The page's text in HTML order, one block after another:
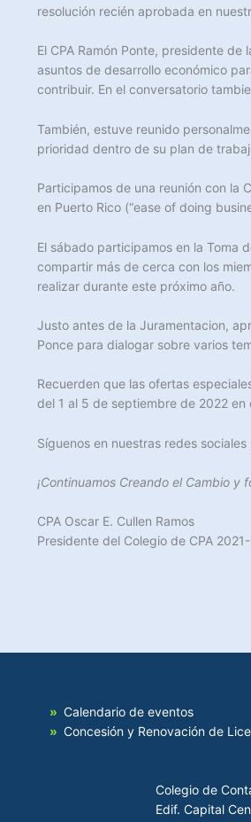
resolución recién aprobada en
El CPA Ramón Ponte, presidente
asuntos de desarrollo económico
contribuir. En el conversatorio
También, estuve reunido
prioridad dentro de su plan de
Participamos de una reunión con la
en Puerto Rico (“ease of doing
El sábado participamos en la Toma
compartir más de cerca con los
realizar durante este próximo año.
Justo antes de la Juramentacion,
Ponce para dialogar sobre varios
Recuerden que las ofertas
del 1 al 5 de septiembre de 2022 en
Síguenos en nuestras redes
¡Continuamos Creando el Cambio y
CPA Oscar E. Cullen Ramos
Presidente del Colegio de CPA
Calendario de eventos
Concesión y Renovación de
Colegio de
Edif. Capital